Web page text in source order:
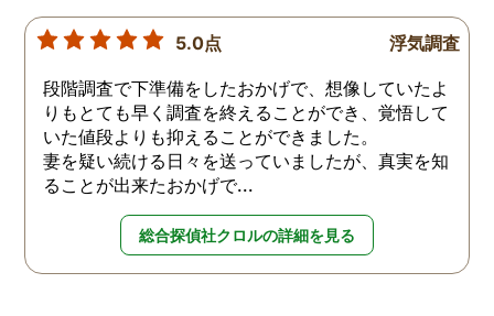
5.0点 浮気調査
段階調査で下準備をしたおかげで、想像していたよ
りもとても早く調査を終えることができ、覚悟して
いた値段よりも抑えることができました。
妻を疑い続ける日々を送っていましたが、真実を知
ることが出来たおかげで...
総合探偵社クロルの詳細を見る